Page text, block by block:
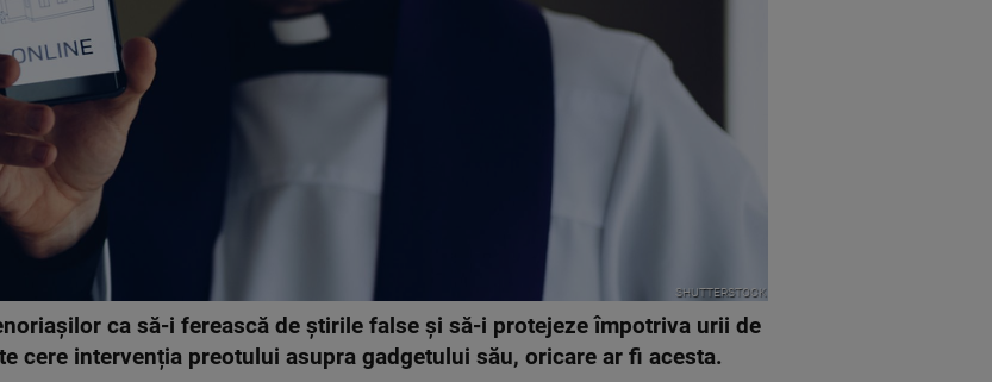
SHUTTERSTOCK
ca să-i ferească de știrile false și să-i protejeze împotriva urii de
cere intervenția preotului asupra gadgetului său, oricare ar fi acesta.